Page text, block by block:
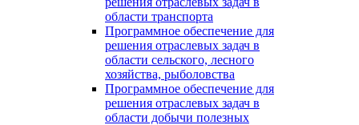
области транспорта
Программное обеспечение для
решения отраслевых задач в
области сельского, лесного
хозяйства, рыболовства
Программное обеспечение для
решения отраслевых задач в
области добычи полезных